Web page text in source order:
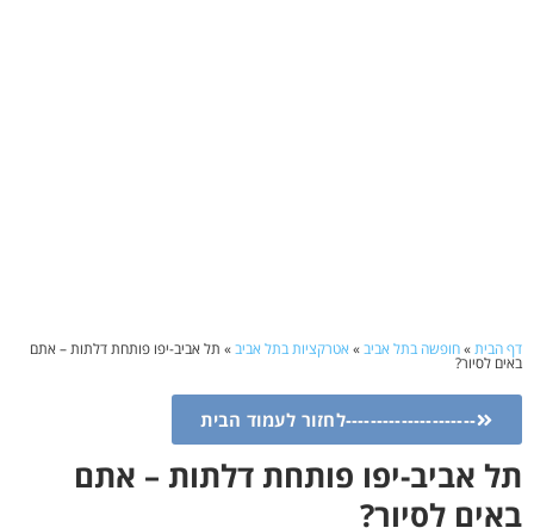
דף הבית»חופשה בתל אביב» אטרקציות בתל אביב» תל אביב-יפו פותחת דלתות – אתם
באים לסיור?
---------------------לחזור לעמוד הבית
תל אביב-יפו פותחת דלתות – אתם
באים לסיור?